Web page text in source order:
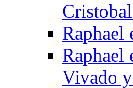
Raphael
Raphael
Vivado